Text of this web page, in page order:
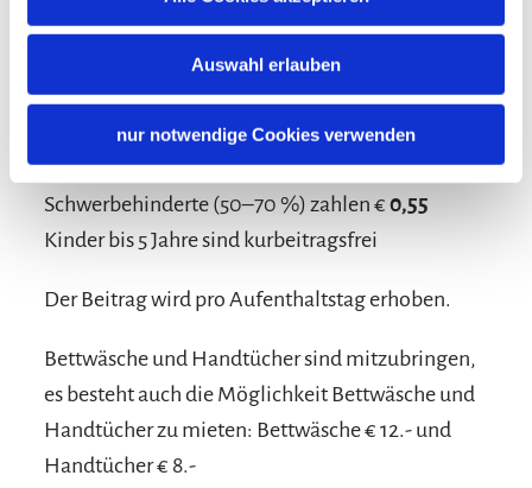
Auswahl erlauben
nur notwendige Cookies verwenden
Der Kurbeitrag in Siegsdorf beträgt aktuell €1,10
pro Person und Nacht für Erwachsene
und Jugendliche ab 15 Jahren
Kinder und Jugendliche von 6 bis 14 Jahren sowie
Schwerbehinderte (50–70 %) zahlen €0,55
Kinder bis 5 Jahre sind kurbeitragsfrei
Der Beitrag wird pro Aufenthaltstag erhoben.
Bettwäsche und Handtücher sind mitzubringen,
es besteht auch die Möglichkeit Bettwäsche und
Handtücher zu mieten: Bettwäsche € 12.- und
Handtücher € 8.-